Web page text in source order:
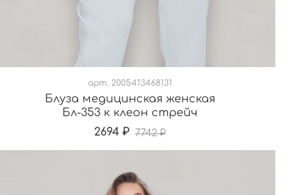
арт. 2005413468131
Блуза медицинская женская
Бл-353 к клеон стрейч
2694 ₽ 7742 ₽